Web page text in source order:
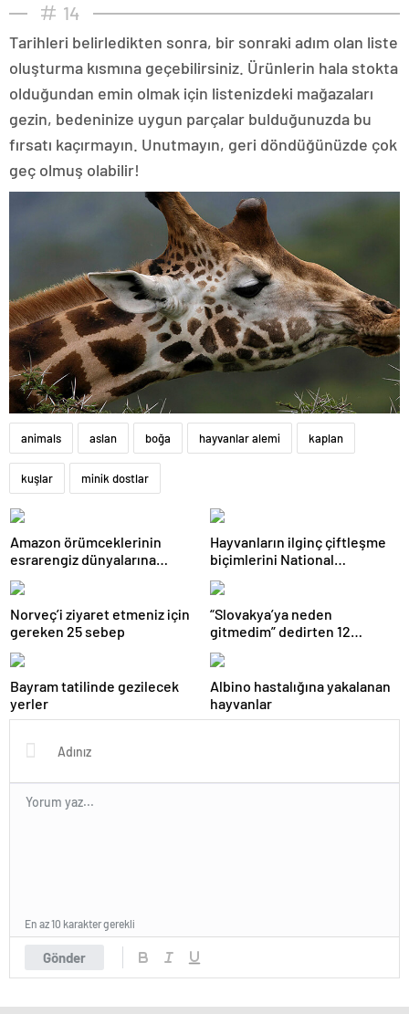
14
Tarihleri belirledikten sonra, bir sonraki adım olan liste
oluşturma kısmına geçebilirsiniz. Ürünlerin hala stokta
olduğundan emin olmak için listenizdeki mağazaları
gezin, bedeninize uygun parçalar bulduğunuzda bu
fırsatı kaçırmayın. Unutmayın, geri döndüğünüzde çok
geç olmuş olabilir!
animals aslan boğa hayvanlar alemi kaplan
kuşlar minik dostlar
Amazon örümceklerinin
esrarengiz dünyalarına
Hayvanların ilginç çiftleşme
biçimlerini National
Norveç’i ziyaret etmeniz için
gereken 25 sebep
“Slovakya’ya neden
gitmedim” dedirten 12
Bayram tatilinde gezilecek
yerler
Albino hastalığına yakalanan
hayvanlar
Gönder
En az 10 karakter gerekli